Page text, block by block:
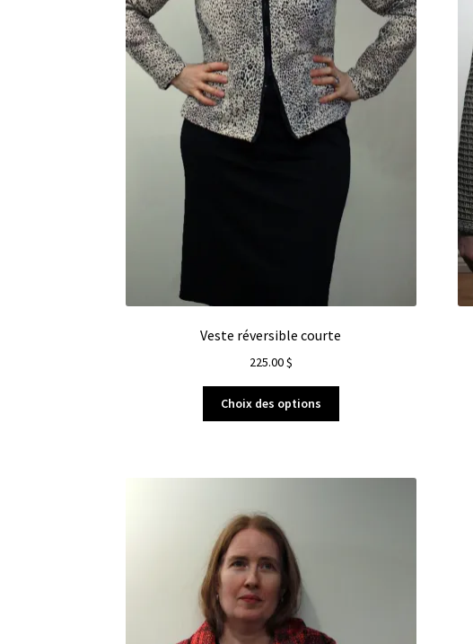
Veste réversible courte
225.00$
Choix des options